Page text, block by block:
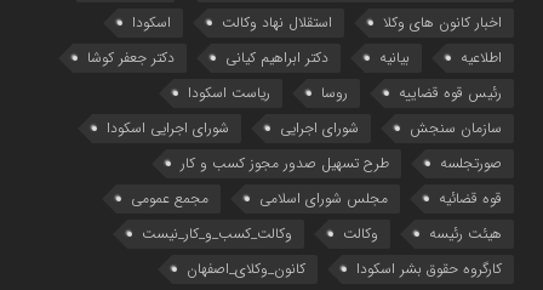
اخبار کانون های وکلا
استقلال نهاد وکالت
اسکودا
اطلاعیه
بیانیه دکتر ابراهیم کیانی
دکتر جعفر کوشا
رئیس قوه قضاییه
روسا
ریاست اسکودا
سازمان سنجش
شورای اجرایی
شورای اجرایی اسکودا
صورتجلسه
طرح تسهیل صدور مجوز کسب و کار
قوه قضائیه
مجلس شورای اسلامی
مجمع عمومی
هیئت رئیسه
وکالت
وکالت_کسب_و_کار_نیست
کارگروه حقوق بشر اسکودا
کانون_وکلای_اصفهان